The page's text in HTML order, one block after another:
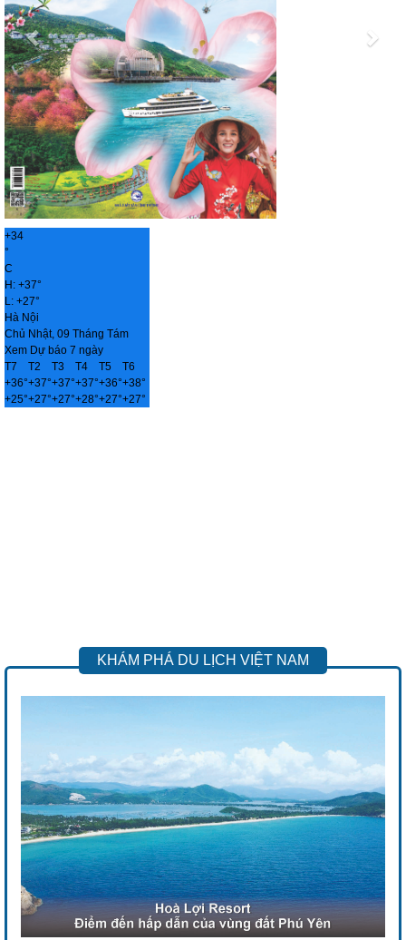
+34
°
C
H: +37°
L: +27°
Hà Nội
Chủ Nhật, 09 Tháng Tám
Xem Dự báo 7 ngày
T7
T2 T3 T4 T5
T6
+36°+37°+37°+37°+36°+38°
+25°+27°+27°+28°+27°+27°
KHÁM PHÁ DU LỊCH VIỆT NAM
Previous Next